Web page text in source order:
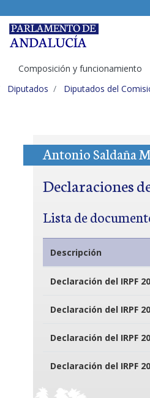
Composición y funcionamiento
Diputados
Diputados del
Antonio Saldaña
Declaraciones
Lista de
Descripción
Declaración del IRPF
Declaración del IRPF
Declaración del IRPF
Declaración del IRPF